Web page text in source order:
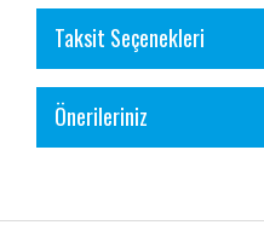
Taksit Seçenekleri
Önerileriniz